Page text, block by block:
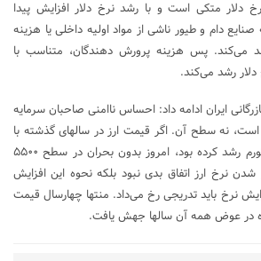
دلار متکی است و با رشد نرخ دلار افزایش پیدا
دام و طیور ناشی از مواد اولیه داخلی یا هزینه
می‌کند. پس هزینه پرورش دهندگان، متناسب با
دلار رشد می‌کند.
ایران ادامه داد: احساس ناامنی صاحبان سرمایه
است، نه سطح آن. اگر قیمت ارز در سالهای گذشته با
شیب ملایم و متناسب با تورم رشد کرده بود، امروز بدون بحران در سطح ۵۵۰۰
شدن نرخ ارز اتفاق بدی نبود بلکه نحوه این افزایش
نرخ باید تدریجی رخ می‌داد. منتها چهارسال قیمت
در عوض همه آن سالها جهش یافت.